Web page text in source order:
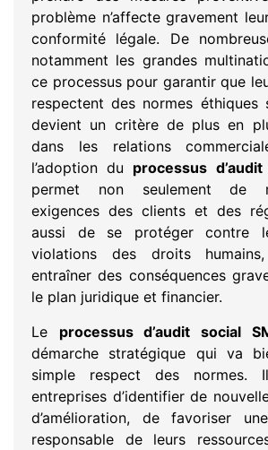
problème n’affecte gravement
conformité légale. De
notamment les grandes
ce processus pour garantir que
respectent des normes éthiques
devient un critère de plus en
dans les relations
l’adoption du processus
permet non seulement de
exigences des clients et des
aussi de se protéger contre
violations des droits
entraîner des conséquences
le plan juridique et financier.
Le processus d’audit social
démarche stratégique qui va
simple respect des normes.
entreprises d’identifier de
d’amélioration, de favoriser
responsable de leurs